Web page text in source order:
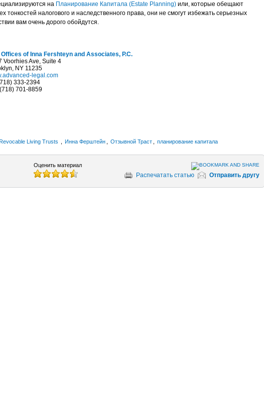
на Планирование Капитала (Estate Planning) или, которые обещают
тонкостей налогового и наследственного права, они не смогут избежать серьезных
вам очень дорого обойдутся.
Offices of Inna Fershteyn and Associates, P.C.
Voorhies Ave, Suite 4
NY 11235
legal.com
333-2394
701-8859
Living Trusts Инна Ферштейн Отзывной Траст планирование капитала
Оценить материал
Распечатать статью Отправить другу